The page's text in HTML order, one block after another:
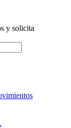
y solicita